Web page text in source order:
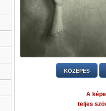
KÖZEPES
A
teljes